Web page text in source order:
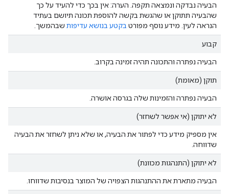
הבעיה נבדקה ונמצאה תקפה. הערה: אין בכך כדי להעיד על כך
שהבעיה תתוקן או שהגשת בקשה להוספת תכונה תיושם בעתיד
הנראה לעין. מידע נוסף מפורט בקטע בנושא עדיפות שבהמשך.
קבוע
הבעיה נפתרה והתכונה תהיה זמינה בקרוב.
תוקן (מאומת)
הבעיה נפתרה והזמינות שלה בגרסה אושרה.
לא יתוקן (אי אפשר לשחזר)
אין מספיק מידע כדי לפתור את הבעיה, או שלא ניתן לשחזר את הבעיה
שדווחה.
לא יתוקן (התנהגות מכוונת)
הבעיה מתארת את ההתנהגות הצפויה של המוצר בנסיבות שדווחו.